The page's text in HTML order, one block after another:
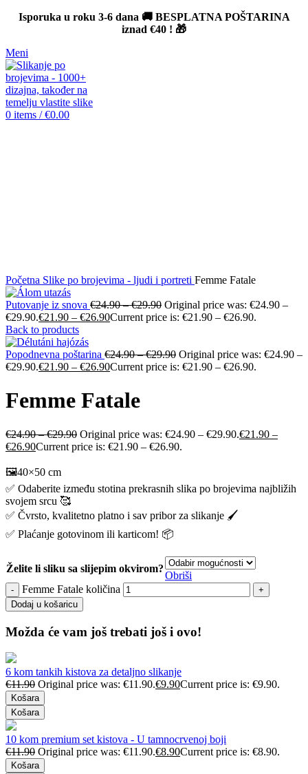
Isporuka u roku 3-6 dana 🚚 BESPLATNA POŠTARINA
iznad €40 ! 🎁
Meni
0 items / €0.00
Početna Slike po brojevima - ljudi i portreti Femme Fatale
Putovanje iz snova €24.90–€29.90 Original price was: €24.90 –
€29.90.€21.90 – €26.90Current price is: €21.90 – €26.90.
Back to products
Popodnevna poštarina €24.90–€29.90 Original price was: €24.90 –
€29.90.€21.90 – €26.90Current price is: €21.90 – €26.90.
Femme Fatale
€24.90–€29.90 Original price was: €24.90 – €29.90.€21.90 –
€26.90Current price is: €21.90 – €26.90.
🖼️40×50 cm
✅ Odaberite između stotina prekrasnih slika po brojevima najbližih
svojem srcu 🥰
✅ Čvrsto, kvalitetno platno i sav pribor za slikanje 🖌️
✅ Plaćanje gotovinom ili karticom! 📦
Želite li sliku sa slijepim okvirom?
Obriši
Femme Fatale količina
Dodaj u košaricu
Možda će vam još trebati još i ovo!
6 kom tankih kistova za detaljno slikanje
€11.90 Original price was: €11.90.€9.90Current price is: €9.90.
Košara
Košara
10 kom premium set kistova - U tamnocrvenoj boji
€11.90 Original price was: €11.90.€8.90Current price is: €8.90.
Košara